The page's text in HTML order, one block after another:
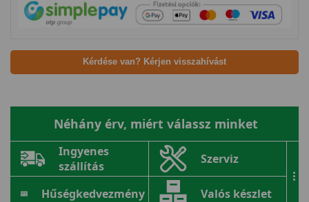
Kérdése van? Kérjen visszahívást
Néhány érv, miért válassz minket
Ingyenes
szállítás
Szerviz
Hűségkedvezmény Valós készlet
...